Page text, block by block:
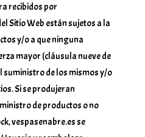
recibidos por
Sitio Web están sujetos a la
y/o a que ninguna
mayor (cláusula nueve de
suministro de los mismos y/o
Si se produjeran
de productos o no
vespasenabre.es se